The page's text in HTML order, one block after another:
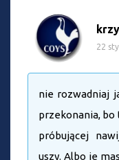
22
nie rozwadniaj
przekonania, bo
próbującej
uszy. Albo je